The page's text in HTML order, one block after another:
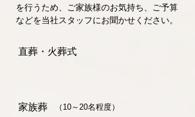
を行うため、ご家族様のお気持ち、ご予算
などを当社スタッフにお聞かせください。
直葬・火葬式
家族葬 （10～20名程度）